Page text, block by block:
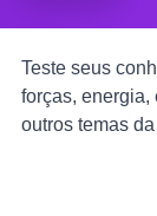
Teste seus
forças, energia,
outros temas